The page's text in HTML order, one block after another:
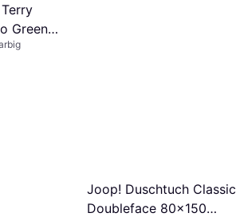
Green
Joop! Duschtuch Classic
Doubleface 80x150